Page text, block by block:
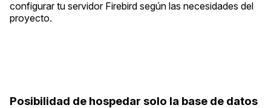
configurar tu servidor Firebird según las necesidades del
proyecto.
Posibilidad de hospedar solo la base de datos